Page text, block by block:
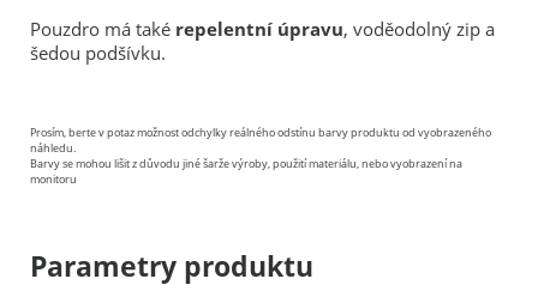
Pouzdro má také repelentní úpravu, voděodolný zip a
šedou podšívku.
Prosím, berte v potaz možnost odchylky reálného odstínu barvy produktu od vyobrazeného
náhledu.
Barvy se mohou lišit z důvodu jiné šarže výroby, použití materiálu, nebo vyobrazení na
monitoru
Parametry produktu